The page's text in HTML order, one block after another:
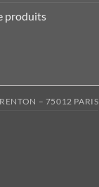
produits
– 75012 PARIS